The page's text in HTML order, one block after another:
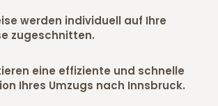
werden individuell auf Ihre
zugeschnitten.
eine effiziente und schnelle
Ihres Umzugs nach Innsbruck.